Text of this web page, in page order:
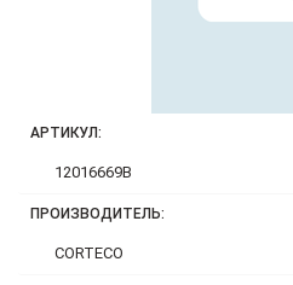
АРТИКУЛ:
12016669B
ПРОИЗВОДИТЕЛЬ:
CORTECO